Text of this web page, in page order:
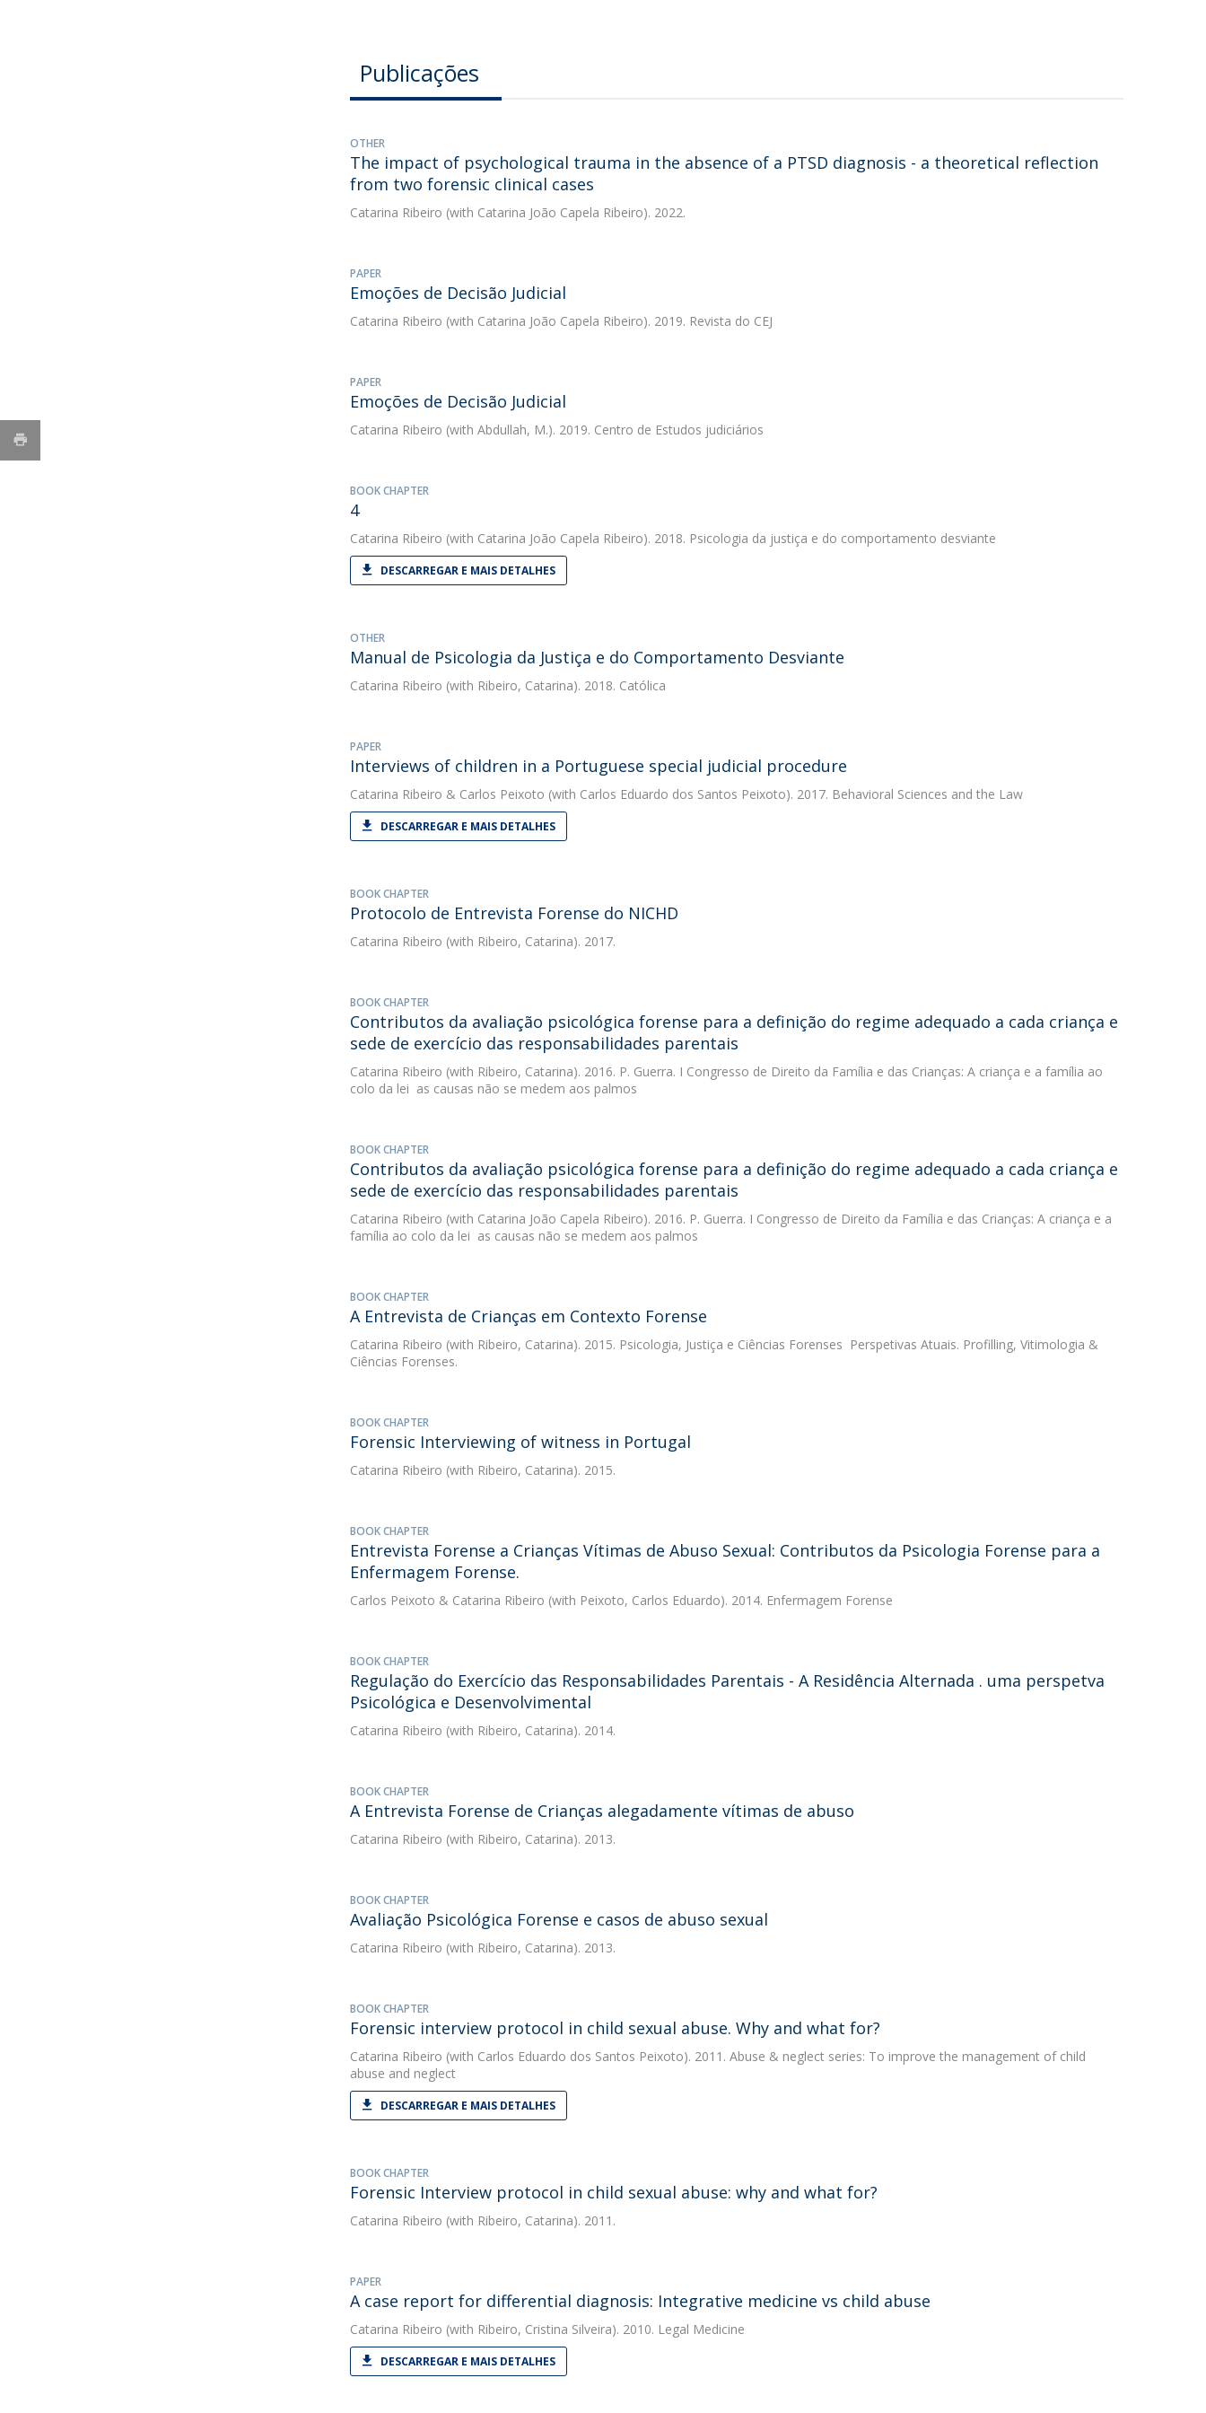
Publicações
OTHER
The impact of psychological trauma in the absence of a PTSD diagnosis - a theoretical reflection
from two forensic clinical cases
Catarina Ribeiro (with Catarina João Capela Ribeiro). 2022.
PAPER
Emoções de Decisão Judicial
Catarina Ribeiro (with Catarina João Capela Ribeiro). 2019. Revista do CEJ
PAPER
Emoções de Decisão Judicial
Catarina Ribeiro (with Abdullah, M.). 2019. Centro de Estudos judiciários
BOOK CHAPTER
4
Catarina Ribeiro (with Catarina João Capela Ribeiro). 2018. Psicologia da justiça e do comportamento desviante
DESCARREGAR E MAIS DETALHES
OTHER
Manual de Psicologia da Justiça e do Comportamento Desviante
Catarina Ribeiro (with Ribeiro, Catarina). 2018. Católica
PAPER
Interviews of children in a Portuguese special judicial procedure
Catarina Ribeiro & Carlos Peixoto (with Carlos Eduardo dos Santos Peixoto). 2017. Behavioral Sciences and the Law
DESCARREGAR E MAIS DETALHES
BOOK CHAPTER
Protocolo de Entrevista Forense do NICHD
Catarina Ribeiro (with Ribeiro, Catarina). 2017.
BOOK CHAPTER
Contributos da avaliação psicológica forense para a definição do regime adequado a cada criança e
sede de exercício das responsabilidades parentais
Catarina Ribeiro (with Ribeiro, Catarina). 2016. P. Guerra. I Congresso de Direito da Família e das Crianças: A criança e a família ao
colo da lei  as causas não se medem aos palmos
BOOK CHAPTER
Contributos da avaliação psicológica forense para a definição do regime adequado a cada criança e
sede de exercício das responsabilidades parentais
Catarina Ribeiro (with Catarina João Capela Ribeiro). 2016. P. Guerra. I Congresso de Direito da Família e das Crianças: A criança e a
família ao colo da lei  as causas não se medem aos palmos
BOOK CHAPTER
A Entrevista de Crianças em Contexto Forense
Catarina Ribeiro (with Ribeiro, Catarina). 2015. Psicologia, Justiça e Ciências Forenses  Perspetivas Atuais. Profilling, Vitimologia &
Ciências Forenses.
BOOK CHAPTER
Forensic Interviewing of witness in Portugal
Catarina Ribeiro (with Ribeiro, Catarina). 2015.
BOOK CHAPTER
Entrevista Forense a Crianças Vítimas de Abuso Sexual: Contributos da Psicologia Forense para a
Enfermagem Forense.
Carlos Peixoto & Catarina Ribeiro (with Peixoto, Carlos Eduardo). 2014. Enfermagem Forense
BOOK CHAPTER
Regulação do Exercício das Responsabilidades Parentais - A Residência Alternada . uma perspetva
Psicológica e Desenvolvimental
Catarina Ribeiro (with Ribeiro, Catarina). 2014.
BOOK CHAPTER
A Entrevista Forense de Crianças alegadamente vítimas de abuso
Catarina Ribeiro (with Ribeiro, Catarina). 2013.
BOOK CHAPTER
Avaliação Psicológica Forense e casos de abuso sexual
Catarina Ribeiro (with Ribeiro, Catarina). 2013.
BOOK CHAPTER
Forensic interview protocol in child sexual abuse. Why and what for?
Catarina Ribeiro (with Carlos Eduardo dos Santos Peixoto). 2011. Abuse & neglect series: To improve the management of child
abuse and neglect
DESCARREGAR E MAIS DETALHES
BOOK CHAPTER
Forensic Interview protocol in child sexual abuse: why and what for?
Catarina Ribeiro (with Ribeiro, Catarina). 2011.
PAPER
A case report for differential diagnosis: Integrative medicine vs child abuse
Catarina Ribeiro (with Ribeiro, Cristina Silveira). 2010. Legal Medicine
DESCARREGAR E MAIS DETALHES